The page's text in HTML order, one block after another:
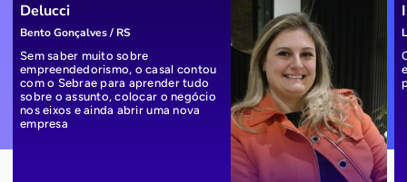
Delucci
Bento Gonçalves / RS
Sem saber muito sobre
empreendedorismo, o casal contou
com o Sebrae para aprender tudo
sobre o assunto, colocar o negócio
nos eixos e ainda abrir uma nova
empresa